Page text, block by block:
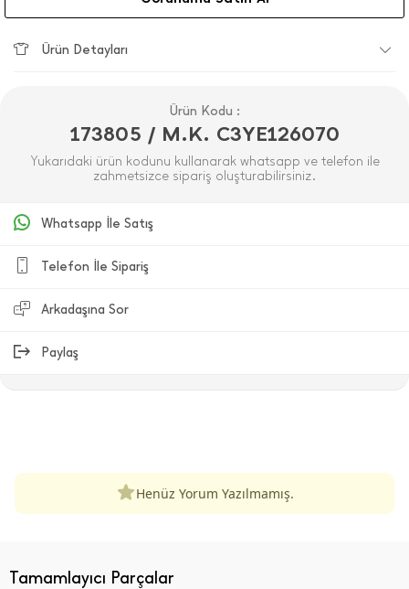
Ürün Detayları
Ürün Kodu :
173805 / M.K. C3YE126070
Yukarıdaki ürün kodunu kullanarak whatsapp ve telefon ile
zahmetsizce sipariş oluşturabilirsiniz.
Whatsapp İle Satış
Telefon İle Sipariş
Arkadaşına Sor
Paylaş
Henüz Yorum Yazılmamış.
Tamamlayıcı Parçalar